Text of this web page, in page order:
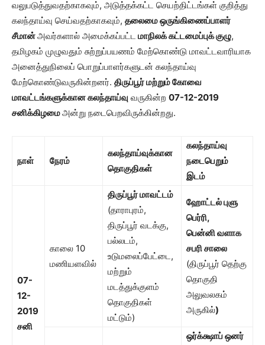
வலுபடுத்துவதற்காகவும், அடுத்தக்கட்ட செயற்திட்டங்கள் குறித்து
கலந்தாய்வு செய்வதற்காகவும், தலைமை ஒருங்கிணைப்பாளர்
சீமான்அவர்களால் அமைக்கப்பட்ட மாநிலக் கட்டமைப்புக் குழு,
தமிழகம் முழுவதும் சுற்றுப்பயணம் மேற்கொண்டு மாவட்டவாரியாக
அனைத்துநிலைப் பொறுப்பாளர்களுடன் கலந்தாய்வு
மேற்கொண்டுவருகின்றனர். திருப்பூர் மற்றும் கோவை
மாவட்டங்களுக்கான கலந்தாய்வு வருகின்ற 07-12-2019
சனிக்கிழமைஅன்று நடைபெறவிருக்கின்றது.
நாள் நேரம்
கலந்தாய்வுக்கான
தொகுதிகள்
கலந்தாய்வு
நடைபெறும்
இடம்
07-
12-
2019
சனி
காலை 10
மணியளவில்
திருப்பூர் மாவட்டம்
(தாராபுரம்,
திருப்பூர் வடக்கு,
பல்லடம்,
உடுமலைப்பேட்டை,
மற்றும்
மடத்துக்குளம்
தொகுதிகள்
மட்டும்)
ஹோட்டல் புளு
பெர்ரி,
பென்னி வளாக
சபரி சாலை
(திருப்பூர் தெற்கு
தொகுதி
அலுவலகம்
அருகில்)
ஒர்க்க்ஷாப் ஒனர்